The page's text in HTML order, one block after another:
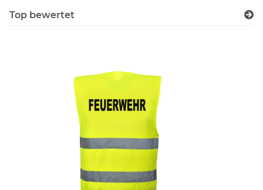
Top bewertet